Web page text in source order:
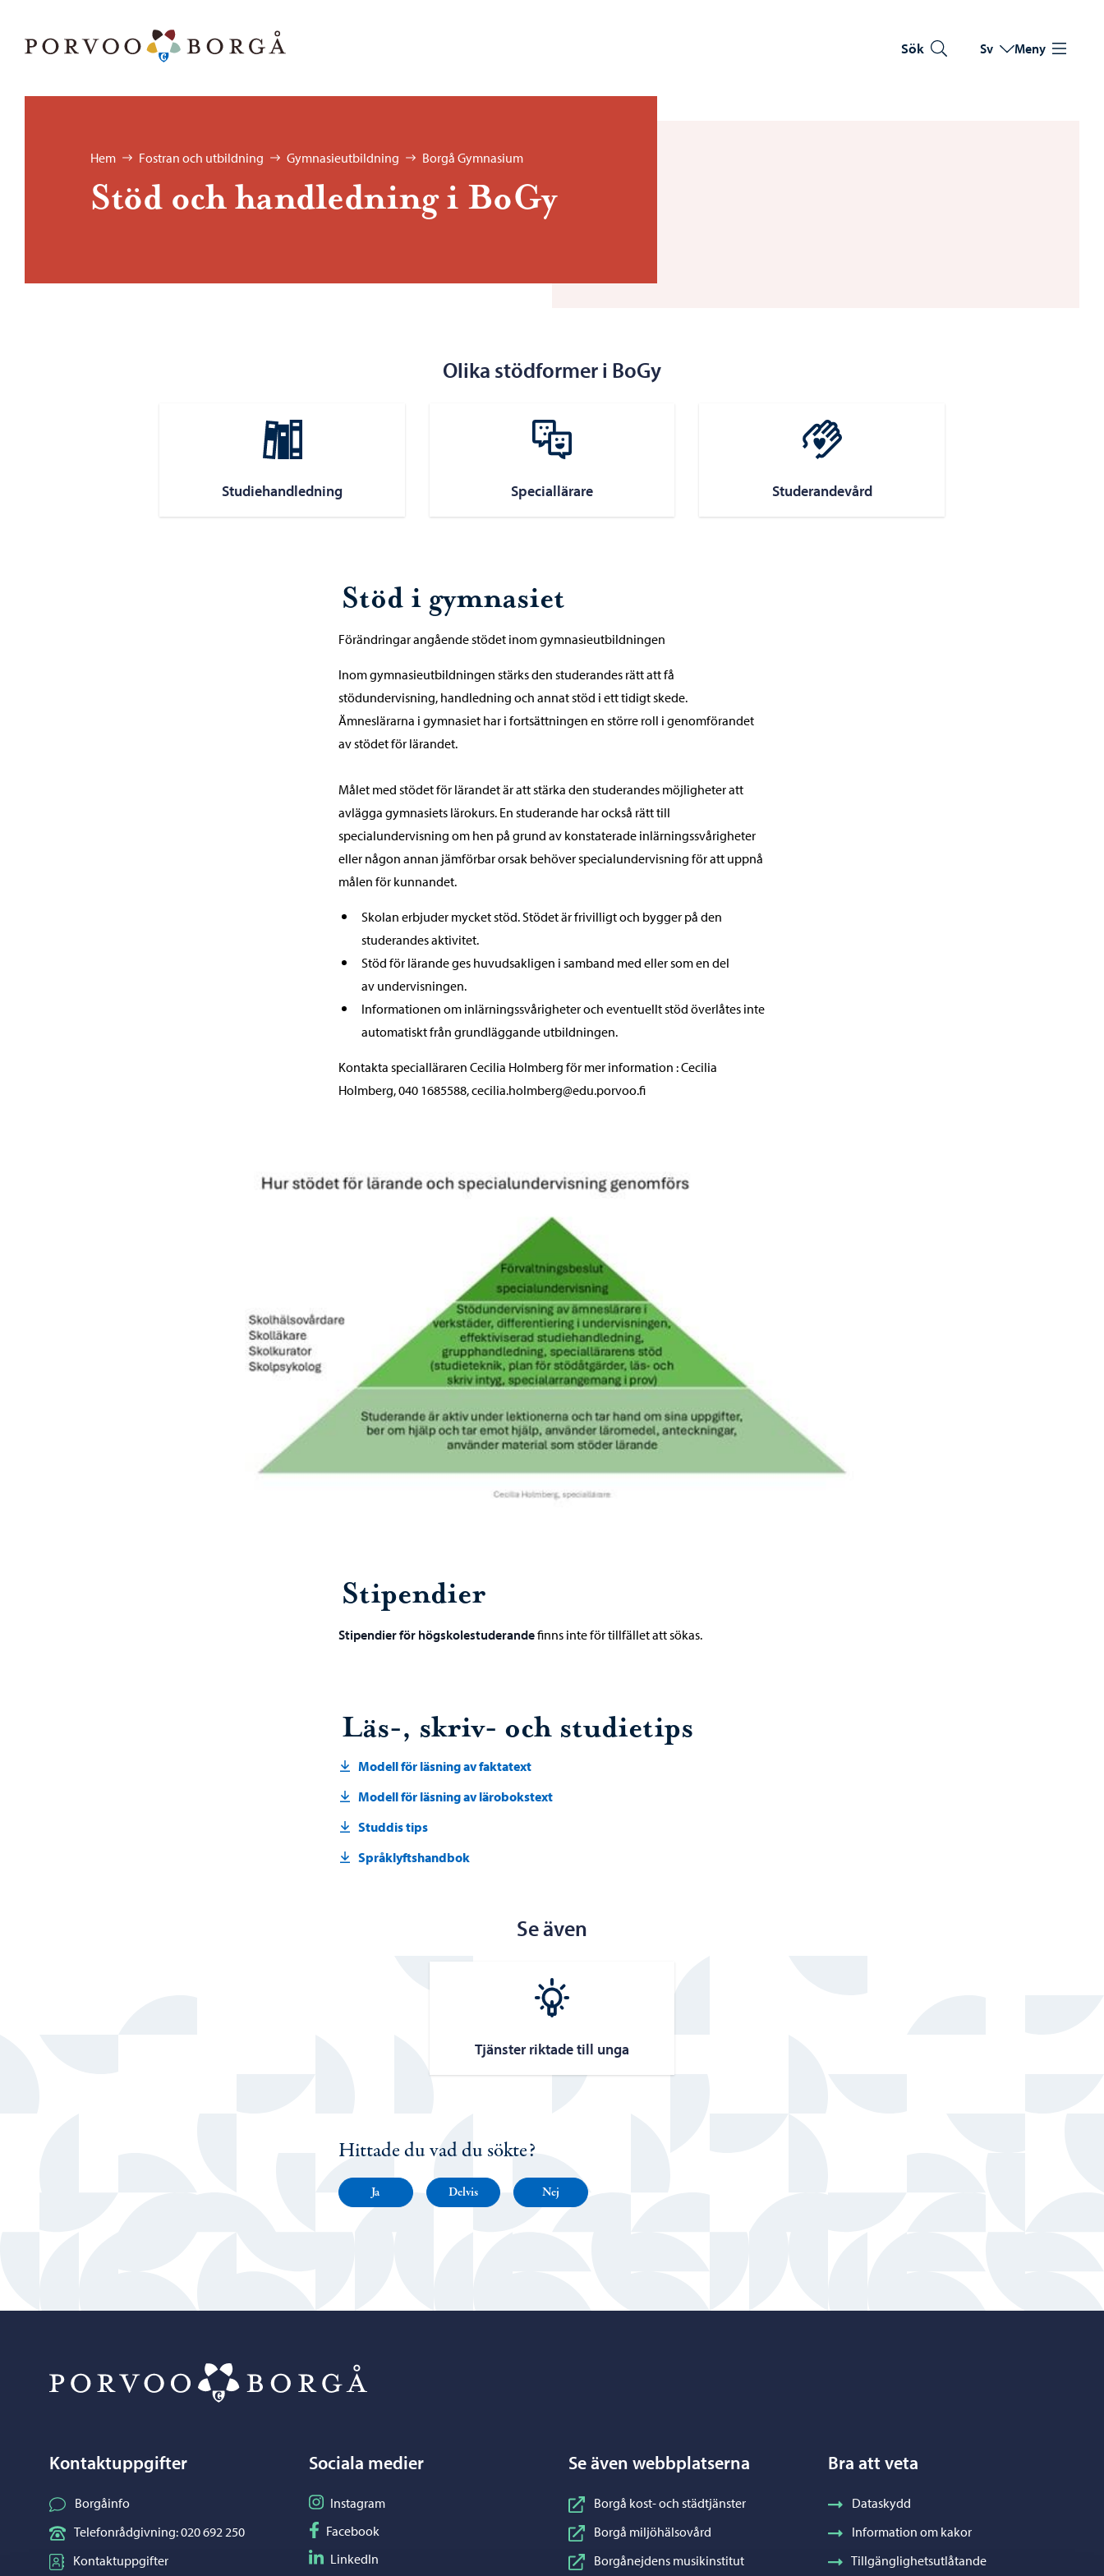
Sök Byt språk
Nuvarande språk:
Sv Meny
Bläddra:
Hem Fostran och utbildning Gymnasieutbildning Borgå Gymnasium
Stöd och handledning i BoGy
Olika stödformer i BoGy
Studiehandledning Speciallärare Studerandevård
Stöd i gymnasiet
Förändringar angående stödet inom gymnasieutbildningen
Inom gymnasieutbildningen stärks den studerandes rätt att få
stödundervisning, handledning och annat stöd i ett tidigt skede.
Ämneslärarna i gymnasiet har i fortsättningen en större roll i genomförandet
av stödet för lärandet.
Målet med stödet för lärandet är att stärka den studerandes möjligheter att
avlägga gymnasiets lärokurs. En studerande har också rätt till
specialundervisning om hen på grund av konstaterade inlärningssvårigheter
eller någon annan jämförbar orsak behöver specialundervisning för att uppnå
målen för kunnandet.
Skolan erbjuder mycket stöd. Stödet är frivilligt och bygger på den
studerandes aktivitet.
Stöd för lärande ges huvudsakligen i samband med eller som en del
av undervisningen.
Informationen om inlärningssvårigheter och eventuellt stöd överlåtes inte
automatiskt från grundläggande utbildningen.
Kontakta specialläraren Cecilia Holmberg för mer information : Cecilia
Holmberg, 040 1685588, cecilia.holmberg@edu.porvoo.fi
Stipendier
Stipendier för högskolestuderandefinns inte för tillfället att sökas.
Läs-, skriv- och studietips
Modell för läsning av faktatext
Modell för läsning av lärobokstext
Studdis tips
Språklyftshandbok
Se även
Tjänster riktade till unga
Hittade du vad du sökte?
Ja Delvis Nej
Kontaktuppgifter
Borgåinfo
Telefonrådgivning: 020 692 250
Kontaktuppgifter
Sociala medier
Följ på Instagram
Instagram
Följ på Facebook
Facebook
Följ på LinkedIn
LinkedIn
Se även webbplatserna
Borgå kost- och städtjänster
Borgå miljöhälsovård
Borgånejdens musikinstitut
Bra att veta
Dataskydd
Information om kakor
Tillgänglighetsutlåtande